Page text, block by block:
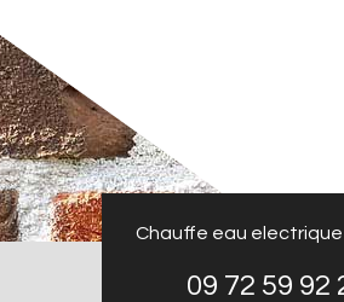
Chauffe eau
09 72 59 92